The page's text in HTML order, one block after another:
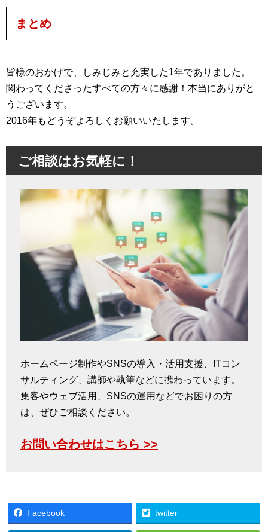
まとめ
皆様のおかげで、しみじみと充実した1年でありました。
関わってくださったすべての方々に感謝！本当にありがと
うございます。
2016年もどうぞよろしくお願いいたします。
ご相談はお気軽に！
ホームページ制作やSNSの導入・活用支援、ITコン
サルティング、講師や執筆などに携わっています。
集客やウェブ活用、SNSの運用などでお困りの方
は、ぜひご相談ください。
お問い合わせはこちら >>
Facebook twitter